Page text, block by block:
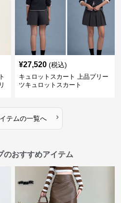
¥27,520 (税込)
キュロットスカート 上品プリー
ツキュロットスカート
テムの一覧へ ›
のおすすめアイテム